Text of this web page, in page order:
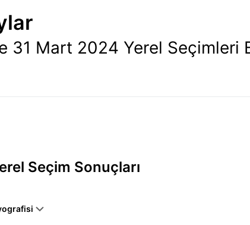
31 Mart 2024 Yerel Seçimleri
Seçim Sonuçları